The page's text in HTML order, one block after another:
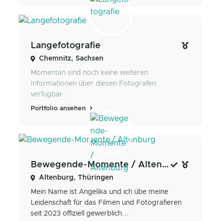
Langefotografie
Chemnitz, Sachsen
Momentan sind noch keine weiteren
Informationen über diesen Fotografen
verfügbar.
Portfolio ansehen
Bewegende-Momente / Altenburg
Altenburg, Thüringen
Mein Name ist Angelika und ich übe meine
Leidenschaft für das Filmen und Fotografieren
seit 2023 offiziell gewerblich...